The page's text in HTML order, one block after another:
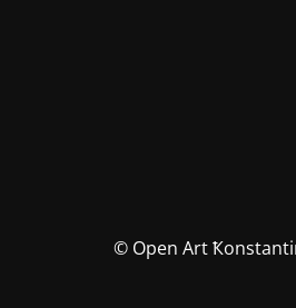
© Open Art